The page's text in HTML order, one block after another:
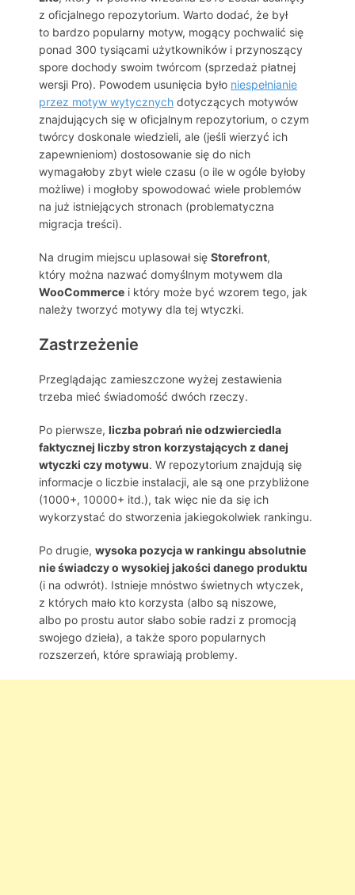
z oficjalnego repozytorium. Warto dodać, że był
to bardzo popularny motyw, mogący pochwalić się
ponad 300 tysiącami użytkowników i przynoszący
spore dochody swoim twórcom (sprzedaż płatnej
wersji Pro). Powodem usunięcia było niespełnianie
przez motyw wytycznych dotyczących motywów
znajdujących się w oficjalnym repozytorium, o czym
twórcy doskonale wiedzieli, ale (jeśli wierzyć ich
zapewnieniom) dostosowanie się do nich
wymagałoby zbyt wiele czasu (o ile w ogóle byłoby
możliwe) i mogłoby spowodować wiele problemów
na już istniejących stronach (problematyczna
migracja treści).
Na drugim miejscu uplasował się Storefront,
który można nazwać domyślnym motywem dla
WooCommerce i który może być wzorem tego, jak
należy tworzyć motywy dla tej wtyczki.
Zastrzeżenie
Przeglądając zamieszczone wyżej zestawienia
trzeba mieć świadomość dwóch rzeczy.
Po pierwsze, liczba pobrań nie odzwierciedla
faktycznej liczby stron korzystających z danej
wtyczki czy motywu. W repozytorium znajdują się
informacje o liczbie instalacji, ale są one przybliżone
(1000+, 10000+ itd.), tak więc nie da się ich
wykorzystać do stworzenia jakiegokolwiek rankingu.
Po drugie, wysoka pozycja w rankingu absolutnie
nie świadczy o wysokiej jakości danego produktu
(i na odwrót). Istnieje mnóstwo świetnych wtyczek,
z których mało kto korzysta (albo są niszowe,
albo po prostu autor słabo sobie radzi z promocją
swojego dzieła), a także sporo popularnych
rozszerzeń, które sprawiają problemy.